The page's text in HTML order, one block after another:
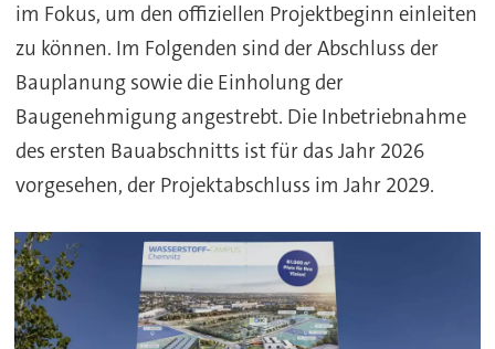
im Fokus, um den offiziellen Projektbeginn einleiten
zu können. Im Folgenden sind der Abschluss der
Bauplanung sowie die Einholung der
Baugenehmigung angestrebt. Die Inbetriebnahme
des ersten Bauabschnitts ist für das Jahr 2026
vorgesehen, der Projektabschluss im Jahr 2029.